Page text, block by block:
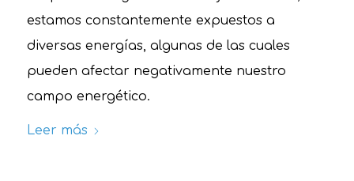
estamos constantemente expuestos a
diversas energías, algunas de las cuales
pueden afectar negativamente nuestro
campo energético.
Leer más